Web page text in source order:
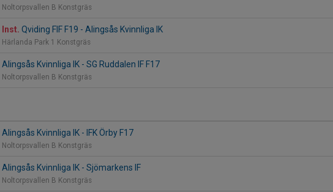
Noltorpsvallen B Konstgräs
Inst. Qviding FIF F19 - Alingsås Kvinnliga IK
Härlanda Park 1 Konstgräs
Alingsås Kvinnliga IK - SG Ruddalen IF F17
Noltorpsvallen B Konstgräs
Alingsås Kvinnliga IK - IFK Örby F17
Noltorpsvallen B Konstgräs
Alingsås Kvinnliga IK - Sjömarkens IF
Noltorpsvallen B Konstgräs